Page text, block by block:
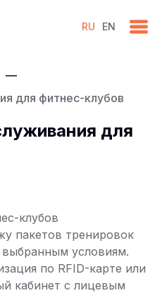
RU EN
—
для фитнес-клубов
для
клубов
пакетов тренировок
условиям.
по RFID-карте или
кабинет с лицевым